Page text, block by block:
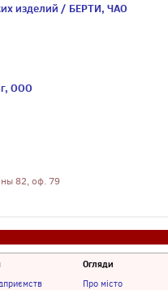
изделий / БЕРТИ, ЧАО
ООО
82, оф. 79
Огляди
Про місто